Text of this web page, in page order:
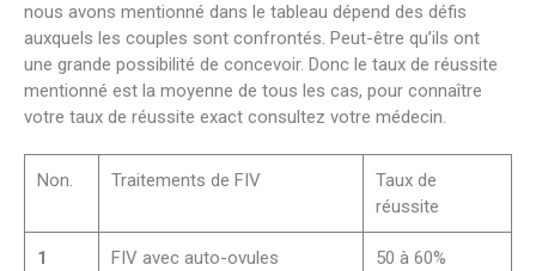
nous avons mentionné dans le tableau dépend des défis
auxquels les couples sont confrontés. Peut-être qu’ils ont
une grande possibilité de concevoir. Donc le taux de réussite
mentionné est la moyenne de tous les cas, pour connaître
votre taux de réussite exact consultez votre médecin.
Non. Traitements de FIV
Taux de
réussite
1 FIV avec auto-ovules 50 à 60%